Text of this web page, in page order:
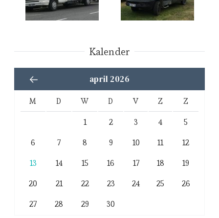
Kalender
april 2026
M D W D V Z Z
1 2 3 4
5
6
7 8 9 10 11
12
13
14 15 16 17 18
19
20
21 22 23 24 25
26
27
28 29 30